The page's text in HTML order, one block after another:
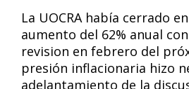
La UOCRA había cerrado
aumento del 62% anual
revision en febrero del
presión inflacionaria hizo
adelantamiento de la